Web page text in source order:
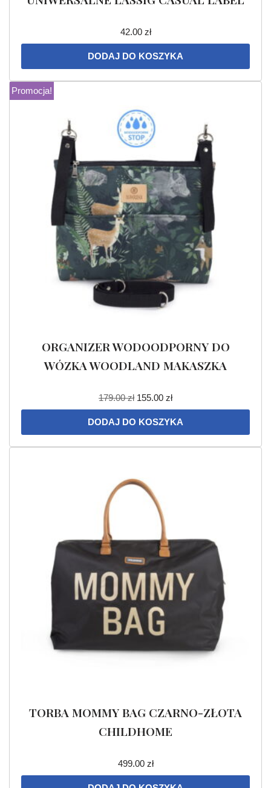
42.00 zł
DODAJ DO KOSZYKA
Promocja!
ORGANIZER WODOODPORNY DO
WÓZKA WOODLAND MAKASZKA
179.00zł 155.00 zł
DODAJ DO KOSZYKA
TORBA MOMMY BAG CZARNO-ZŁOTA
CHILDHOME
499.00 zł